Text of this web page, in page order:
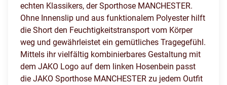
echten Klassikers, der Sporthose MANCHESTER.
Ohne Innenslip und aus funktionalem Polyester hilft
die Short den Feuchtigkeitstransport vom Körper
weg und gewährleistet ein gemütliches Tragegefühl.
Mittels ihr vielfältig kombinierbares Gestaltung mit
dem JAKO Logo auf dem linken Hosenbein passt
die JAKO Sporthose MANCHESTER zu jedem Outfit